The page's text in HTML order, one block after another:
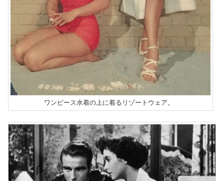
ワンピース水着の上に着るリゾートウェア。